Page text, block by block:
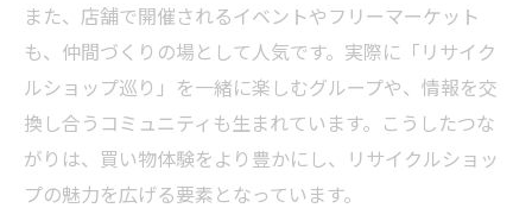
また、店舗で開催されるイベントやフリーマーケット
も、仲間づくりの場として人気です。実際に「リサイク
ルショップ巡り」を一緒に楽しむグループや、情報を交
換し合うコミュニティも生まれています。こうしたつな
がりは、買い物体験をより豊かにし、リサイクルショッ
プの魅力を広げる要素となっています。